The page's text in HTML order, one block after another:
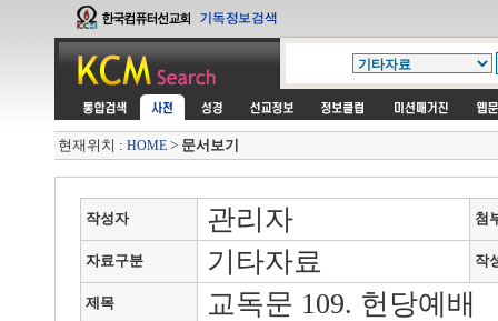
현재위치 : HOME > 문서보기
작성자 관리자 첨
자료구분 기타자료 작
제목 교독문 109. 헌당예배